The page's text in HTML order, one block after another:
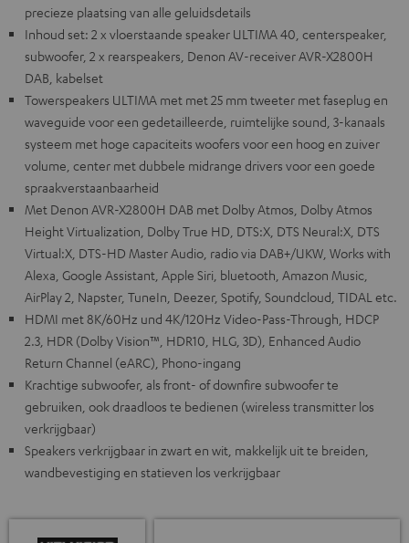
precieze plaatsing van alle geluidsdetails
Inhoud set: 2 x vloerstaande speaker ULTIMA 40, centerspeaker,
subwoofer, 2 x rearspeakers, Denon AV-receiver AVR-X2800H
DAB, kabelset
Towerspeakers ULTIMA met met 25 mm tweeter met faseplug en
waveguide voor een gedetailleerde, ruimtelijke sound, 3-kanaals
systeem met hoge capaciteits woofers voor een hoog en zuiver
volume, center met dubbele midrange drivers voor een goede
spraakverstaanbaarheid
Met Denon AVR-X2800H DAB met Dolby Atmos, Dolby Atmos
Height Virtualization, Dolby True HD, DTS:X, DTS Neural:X, DTS
Virtual:X, DTS-HD Master Audio, radio via DAB+/UKW, Works with
Alexa, Google Assistant, Apple Siri, bluetooth, Amazon Music,
AirPlay 2, Napster, TuneIn, Deezer, Spotify, Soundcloud, TIDAL etc.
HDMI met 8K/60Hz und 4K/120Hz Video-Pass-Through, HDCP
2.3, HDR (Dolby Vision™, HDR10, HLG, 3D), Enhanced Audio
Return Channel (eARC), Phono-ingang
Krachtige subwoofer, als front- of downfire subwoofer te
gebruiken, ook draadloos te bedienen (wireless transmitter los
verkrijgbaar)
Speakers verkrijgbaar in zwart en wit, makkelijk uit te breiden,
wandbevestiging en statieven los verkrijgbaar